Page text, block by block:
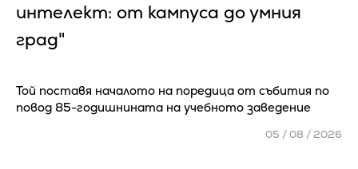
интелект: от кампуса до умния
град"
Той поставя началото на поредица от събития по
повод 85-годишнината на учебното заведение
05 / 08 / 2026